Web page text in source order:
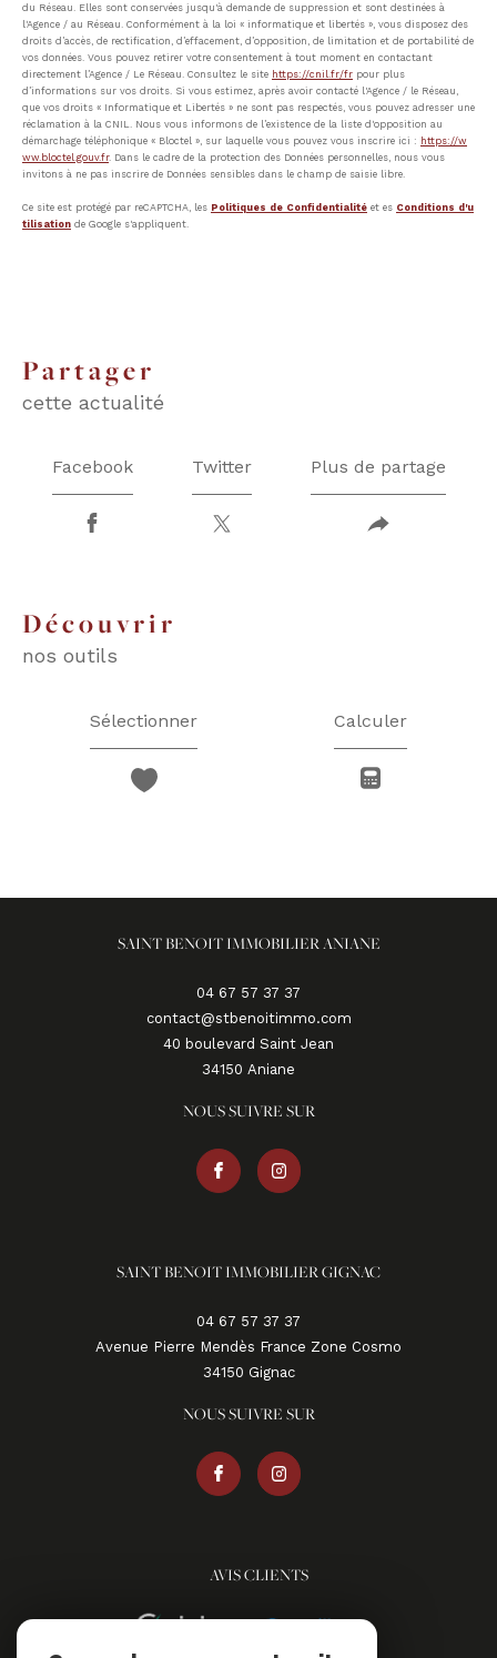
du Réseau. Elles sont conservées jusqu'à demande de suppression et sont destinées à
l'Agence / au Réseau. Conformément à la loi « informatique et libertés », vous disposez des
droits d’accès, de rectification, d’effacement, d’opposition, de limitation et de portabilité de
vos données. Vous pouvez retirer votre consentement à tout moment en contactant
directement l’Agence / Le Réseau. Consultez le site https://cnil.fr/fr pour plus
d’informations sur vos droits. Si vous estimez, après avoir contacté l'Agence / le Réseau,
que vos droits « Informatique et Libertés » ne sont pas respectés, vous pouvez adresser une
réclamation à la CNIL. Nous vous informons de l’existence de la liste d'opposition au
démarchage téléphonique « Bloctel », sur laquelle vous pouvez vous inscrire ici : https://w
ww.bloctel.gouv.fr. Dans le cadre de la protection des Données personnelles, nous vous
invitons à ne pas inscrire de Données sensibles dans le champ de saisie libre.
Ce site est protégé par reCAPTCHA, les Politiques de Confidentialité et es Conditions d'u
tilisation de Google s'appliquent.
partager
cette actualité
Facebook Twitter Plus de partage
découvrir
nos outils
Sélectionner Calculer
SAINT BENOIT IMMOBILIER ANIANE
04 67 57 37 37
contact@stbenoitimmo.com
40 boulevard Saint Jean
34150
aniane
NOUS SUIVRE SUR
SAINT BENOIT IMMOBILIER GIGNAC
04 67 57 37 37
Avenue Pierre Mendès France Zone Cosmo
34150
gignac
NOUS SUIVRE SUR
AVIS CLIENTS